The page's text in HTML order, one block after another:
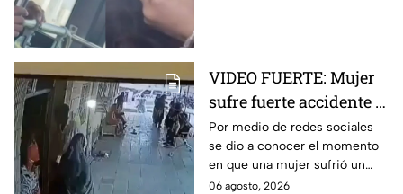
VIDEO FUERTE: Mujer
sufre fuerte accidente a
los pocos segundos de
haber salido del
hospital
Por medio de redes sociales
se dio a conocer el momento
en que una mujer sufrió un
fuerte accidente a los pocos
06 agosto, 2026